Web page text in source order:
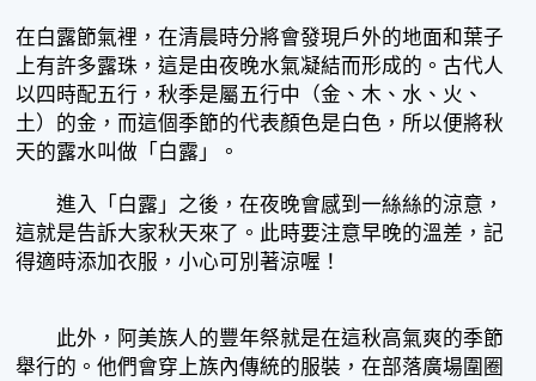
在白露節氣裡，在清晨時分將會發現戶外的地面和葉子
上有許多露珠，這是由夜晚水氣凝結而形成的。古代人
以四時配五行，秋季是屬五行中（金、木、水、火、
土）的金，而這個季節的代表顏色是白色，所以便將秋
天的露水叫做「白露」。
進入「白露」之後，在夜晚會感到一絲絲的涼意，
這就是告訴大家秋天來了。此時要注意早晚的溫差，記
得適時添加衣服，小心可別著涼喔！
此外，阿美族人的豐年祭就是在這秋高氣爽的季節
舉行的。他們會穿上族內傳統的服裝，在部落廣場圍圈